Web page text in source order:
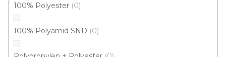
100% Polyester 0
100% Polyamid SND 0
Koberec metráž SPRING / filc 6470